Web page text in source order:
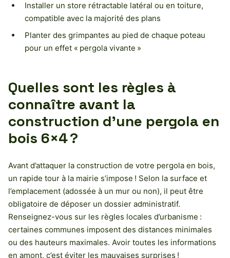
Installer un store rétractable latéral ou en toiture,
compatible avec la majorité des plans
Planter des grimpantes au pied de chaque poteau
pour un effet « pergola vivante »
Quelles sont les règles à
connaître avant la
construction d’une pergola en
bois 6×4 ?
Avant d’attaquer la construction de votre pergola en bois,
un rapide tour à la mairie s’impose ! Selon la surface et
l’emplacement (adossée à un mur ou non), il peut être
obligatoire de déposer un dossier administratif.
Renseignez-vous sur les règles locales d’urbanisme :
certaines communes imposent des distances minimales
ou des hauteurs maximales. Avoir toutes les informations
en amont, c’est éviter les mauvaises surprises !